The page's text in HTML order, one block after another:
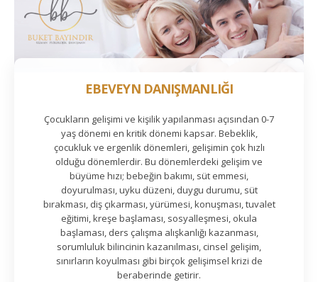
EBEVEYN DANIŞMANLIĞI
Çocukların gelişimi ve kişilik yapılanması açısından 0-7
yaş dönemi en kritik dönemi kapsar. Bebeklik,
çocukluk ve ergenlik dönemleri, gelişimin çok hızlı
olduğu dönemlerdir. Bu dönemlerdeki gelişim ve
büyüme hızı; bebeğin bakımı, süt emmesi,
doyurulması, uyku düzeni, duygu durumu, süt
bırakması, diş çıkarması, yürümesi, konuşması, tuvalet
eğitimi, kreşe başlaması, sosyalleşmesi, okula
başlaması, ders çalışma alışkanlığı kazanması,
sorumluluk bilincinin kazanılması, cinsel gelişim,
sınırların koyulması gibi birçok gelişimsel krizi de
beraberinde getirir.